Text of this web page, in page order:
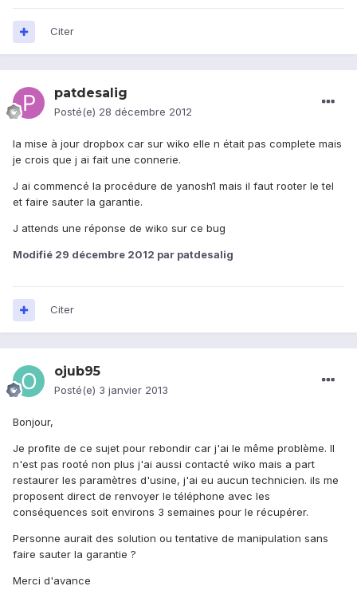
Citer
patdesalig
Posté(e) 28 décembre 2012
la mise à jour dropbox car sur wiko elle n était pas complete mais
je crois que j ai fait une connerie.
J ai commencé la procédure de yanosh1 mais il faut rooter le tel
et faire sauter la garantie.
J attends une réponse de wiko sur ce bug
Modifié 29 décembre 2012 par patdesalig
Citer
ojub95
Posté(e) 3 janvier 2013
Bonjour,
Je profite de ce sujet pour rebondir car j'ai le même problème. Il
n'est pas rooté non plus j'ai aussi contacté wiko mais a part
restaurer les paramètres d'usine, j'ai eu aucun technicien. ils me
proposent direct de renvoyer le téléphone avec les
conséquences soit environs 3 semaines pour le récupérer.
Personne aurait des solution ou tentative de manipulation sans
faire sauter la garantie ?
Merci d'avance